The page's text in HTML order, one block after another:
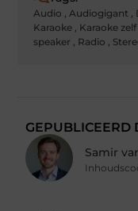
Audio , Audiogigant ,
Karaoke , Karaoke
speaker , Radio ,
GEPUBLICEERD
Samir